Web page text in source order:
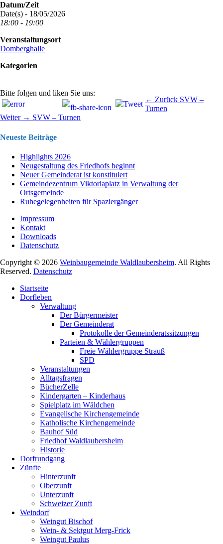
Datum/Zeit
Date(s) - 18/05/2026
18:00 - 19:00
Veranstaltungsort
Domberghalle
Kategorien
Bitte folgen und liken Sie uns:
Beitragsnavigation ← Zurück SVW –
Turnen
Weiter → Nächster
SVW – Turnen
Neueste Beiträge
Highlights 2026
Neugestaltung des Friedhofs beginnt
Neuer Gemeinderat ist konstituiert
Gemeindezentrum Viktoriaplatz in Verwaltung der
Ortsgemeinde
Ruhegelegenheiten für Spaziergänger
Impressum
Kontakt
Downloads
Datenschutz
Copyright © 2026 Weinbaugemeinde Waldlaubersheim. All Rights
Reserved. Datenschutz
oben
scrollen
Startseite
Dorfleben
Verwaltung
Der Bürgermeister
Der Gemeinderat
Protokolle der Gemeinderatssitzungen
Parteien & Wählergruppen
Freie Wählergruppe Strauß
SPD
Veranstaltungen
Alltagsfragen
BücherZelle
Kindergarten – Kinderhaus
Spielplatz im Wäldchen
Evangelische Kirchengemeinde
Katholische Kirchengemeinde
Bauhof Süd
Friedhof Waldlaubersheim
Historie
Dorfrundgang
Zünfte
Hinterzunft
Oberzunft
Unterzunft
Schweizer Zunft
Weindorf
Weingut Bischof
Wein- & Sektgut Merg-Frick
Weingut Paulus